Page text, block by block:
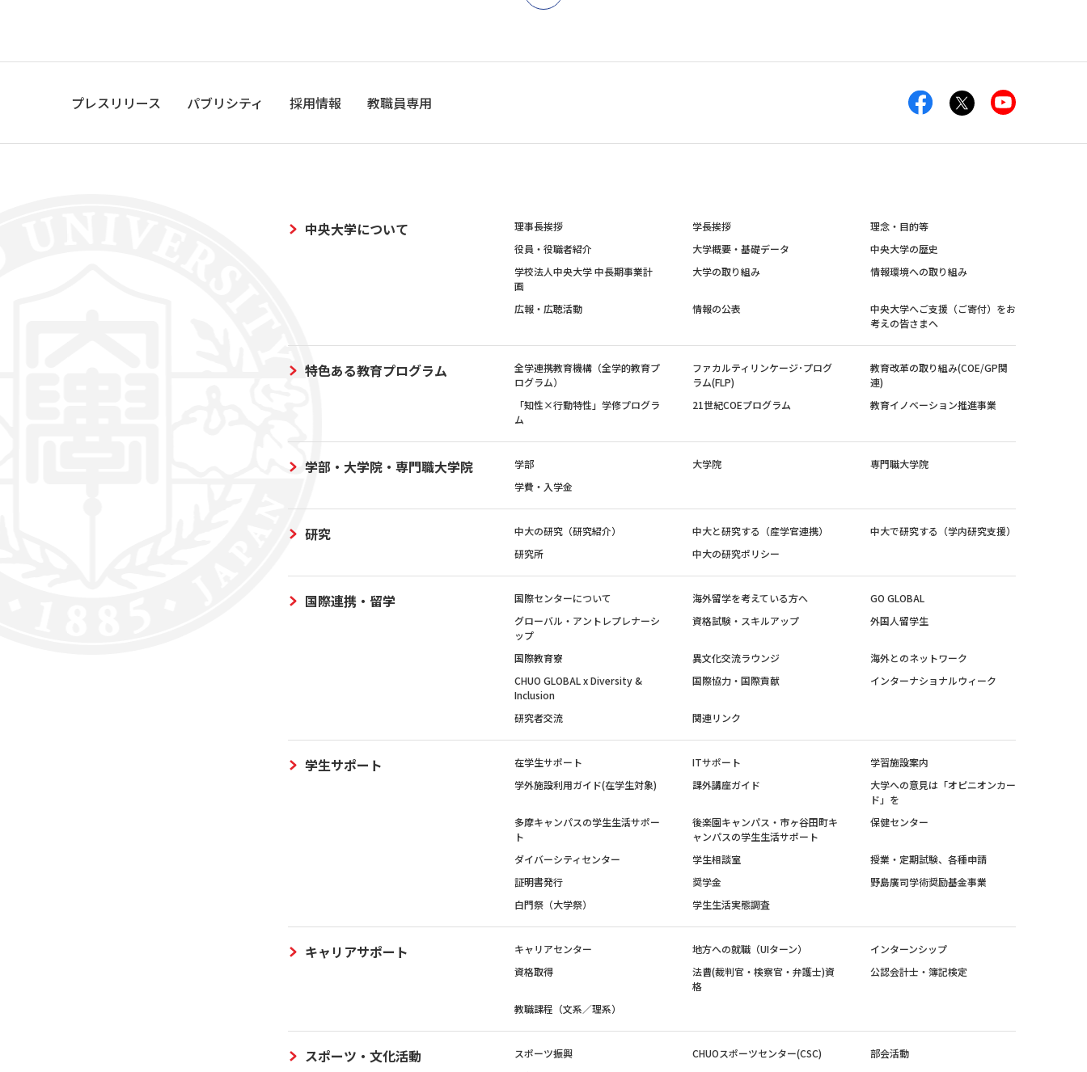
プレスリリース パブリシティ 採用情報 教職員専用
中央大学について 理事長挨拶 学長挨拶
理念・目的等
役員・役職者紹介
大学概要・基礎データ
中央大学の歴史
学校法人中央大学 中長期事業計
画
大学の取り組み 情報環境への取り組み
広報・広聴活動 情報の公表
中央大学へご支援（ご寄付）をお
考えの皆さまへ
特色ある教育プログラム
全学連携教育機構（全学的教育プ
ログラム）
ファカルティリンケージ･プログ
ラム(FLP)
教育改革の取り組み(COE/GP関
連)
「知性×行動特性」学修プログラ
ム
21世紀COEプログラム 教育イノベーション推進事業
学部・大学院・専門職大学院 学部 大学院
専門職大学院
学費・入学金
研究 中大の研究（研究紹介） 中大と研究する（産学官連携）
中大で研究する（学内研究支援）
研究所
中大の研究ポリシー
国際連携・留学 国際センターについて 海外留学を考えている方へ
GO GLOBAL
グローバル・アントレプレナーシ
ップ
資格試験・スキルアップ 外国人留学生
国際教育寮 異文化交流ラウンジ
海外とのネットワーク
CHUO GLOBAL x Diversity &
Inclusion
国際協力・国際貢献 インターナショナルウィーク
研究者交流 関連リンク
学生サポート 在学生サポート ITサポート
学習施設案内
学外施設利用ガイド(在学生対象)
課外講座ガイド
大学への意見は「オピニオンカー
ド」を
多摩キャンパスの学生生活サポー
ト
後楽園キャンパス・市ヶ谷田町キ
ャンパスの学生生活サポート
保健センター
ダイバーシティセンター 学生相談室
授業・定期試験、各種申請
証明書発行
奨学金
野島廣司学術奨励基金事業
白門祭（大学祭）
学生生活実態調査
キャリアサポート キャリアセンター 地方への就職（UIターン）
インターンシップ
資格取得
法曹(裁判官・検察官・弁護士)資
格
公認会計士・簿記検定
教職課程（文系／理系）
スポーツ・文化活動 スポーツ振興 CHUOスポーツセンター(CSC)
部会活動